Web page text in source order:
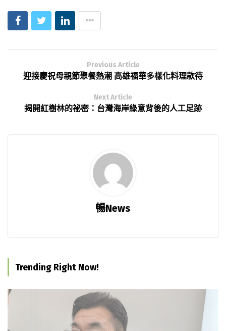
Previous Article
迎接慶祝母親節聚餐熱潮 高雄福華多樣化料理款待
Next Article
揭開紅樹林的祕密：台灣海岸綠意背後的人工足跡
暢News
Trending Right Now!